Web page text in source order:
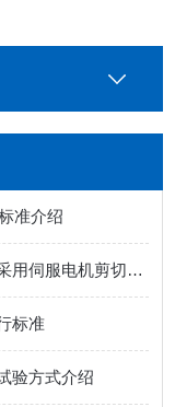
准介绍
微机控制土工布直剪拉拔摩擦试验机采用伺服电机剪切速率准确
标准
验方式介绍